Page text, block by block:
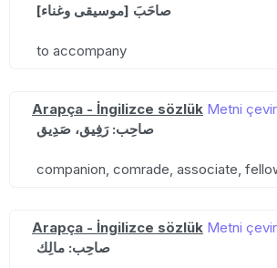
صاحَبَ [موسيقى وغناء]
to accompany
Arapça - İngilizce sözlük Metni çevir
صاحِب: رَفِيق، صَدِيق
companion, comrade, associate,
Arapça - İngilizce sözlük Metni çevir
صاحِب: مالِك